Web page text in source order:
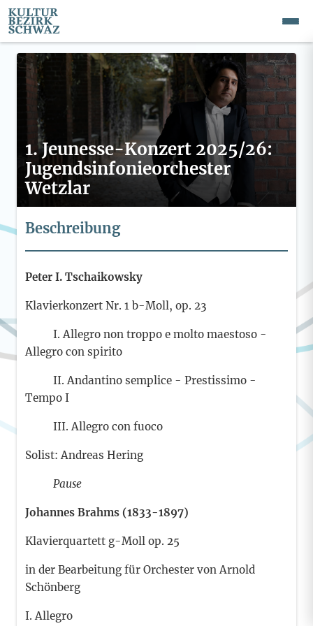
1. Jeunesse-Konzert 2025/26:
Jugendsinfonieorchester
Wetzlar
Beschreibung
Peter I. Tschaikowsky
Klavierkonzert Nr. 1 b-Moll, op. 23
I. Allegro non troppo e molto maestoso -
Allegro con spirito
II. Andantino semplice - Prestissimo -
Tempo I
III. Allegro con fuoco
Solist: Andreas Hering
Pause
Johannes Brahms (1833-1897)
Klavierquartett g-Moll op. 25
in der Bearbeitung für Orchester von Arnold
Schönberg
I. Allegro